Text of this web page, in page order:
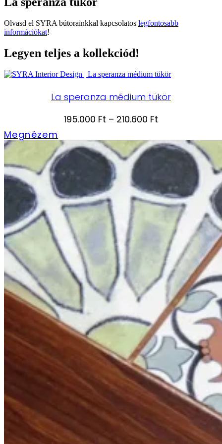
Olvasd el SYRA bútorainkkal kapcsolatos legfontosabb
információkat!
Legyen teljes a kollekciód!
La speranza médium tükör
195.000 Ft – 210.600 Ft
-
210.600 Ft
Megnézem